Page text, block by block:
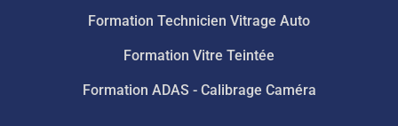
Formation Technicien Vitrage Auto
Formation Vitre Teintée
Formation ADAS - Calibrage Caméra